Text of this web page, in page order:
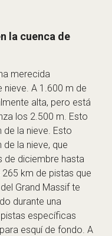
la cuenca de
merecida
A 1.600 m de
alta, pero está
los 2.500 m. Esto
la nieve. Esto
la nieve, que
de diciembre hasta
km de pistas que
Grand Massif te
durante una
específicas
esquí de fondo. A